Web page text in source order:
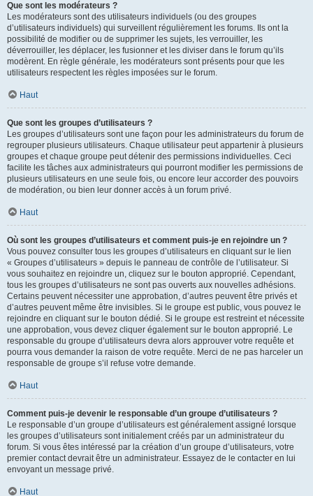
Que sont les modérateurs ?
Les modérateurs sont des utilisateurs individuels (ou des groupes
d’utilisateurs individuels) qui surveillent régulièrement les forums. Ils ont la
possibilité de modifier ou de supprimer les sujets, les verrouiller, les
déverrouiller, les déplacer, les fusionner et les diviser dans le forum qu’ils
modèrent. En règle générale, les modérateurs sont présents pour que les
utilisateurs respectent les règles imposées sur le forum.
Haut
Que sont les groupes d’utilisateurs ?
Les groupes d’utilisateurs sont une façon pour les administrateurs du forum de
regrouper plusieurs utilisateurs. Chaque utilisateur peut appartenir à plusieurs
groupes et chaque groupe peut détenir des permissions individuelles. Ceci
facilite les tâches aux administrateurs qui pourront modifier les permissions de
plusieurs utilisateurs en une seule fois, ou encore leur accorder des pouvoirs
de modération, ou bien leur donner accès à un forum privé.
Haut
Où sont les groupes d’utilisateurs et comment puis-je en rejoindre un ?
Vous pouvez consulter tous les groupes d’utilisateurs en cliquant sur le lien
« Groupes d’utilisateurs » depuis le panneau de contrôle de l’utilisateur. Si
vous souhaitez en rejoindre un, cliquez sur le bouton approprié. Cependant,
tous les groupes d’utilisateurs ne sont pas ouverts aux nouvelles adhésions.
Certains peuvent nécessiter une approbation, d’autres peuvent être privés et
d’autres peuvent même être invisibles. Si le groupe est public, vous pouvez le
rejoindre en cliquant sur le bouton dédié. Si le groupe est restreint et nécessite
une approbation, vous devez cliquer également sur le bouton approprié. Le
responsable du groupe d’utilisateurs devra alors approuver votre requête et
pourra vous demander la raison de votre requête. Merci de ne pas harceler un
responsable de groupe s’il refuse votre demande.
Haut
Comment puis-je devenir le responsable d’un groupe d’utilisateurs ?
Le responsable d’un groupe d’utilisateurs est généralement assigné lorsque
les groupes d’utilisateurs sont initialement créés par un administrateur du
forum. Si vous êtes intéressé par la création d’un groupe d’utilisateurs, votre
premier contact devrait être un administrateur. Essayez de le contacter en lui
envoyant un message privé.
Haut